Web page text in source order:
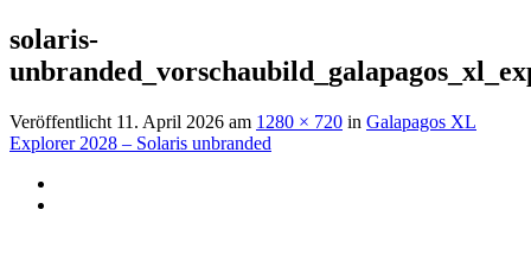
solaris-
Veröffentlicht 11. April 2026 am 1280 × 720 in Galapagos XL
Explorer 2028 – Solaris unbranded